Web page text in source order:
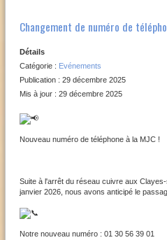
Changement de numéro de
Détails
Catégorie : Evénements
Publication : 29 décembre 2025
Mis à jour : 29 décembre 2025
Nouveau numéro de téléphone à la MJC !
Suite à l'arrêt du réseau cuivre aux
janvier 2026, nous avons anticipé le
Notre nouveau numéro : 01 30 56 39 01